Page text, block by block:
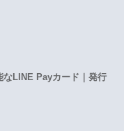
なLINE Payカード｜発行